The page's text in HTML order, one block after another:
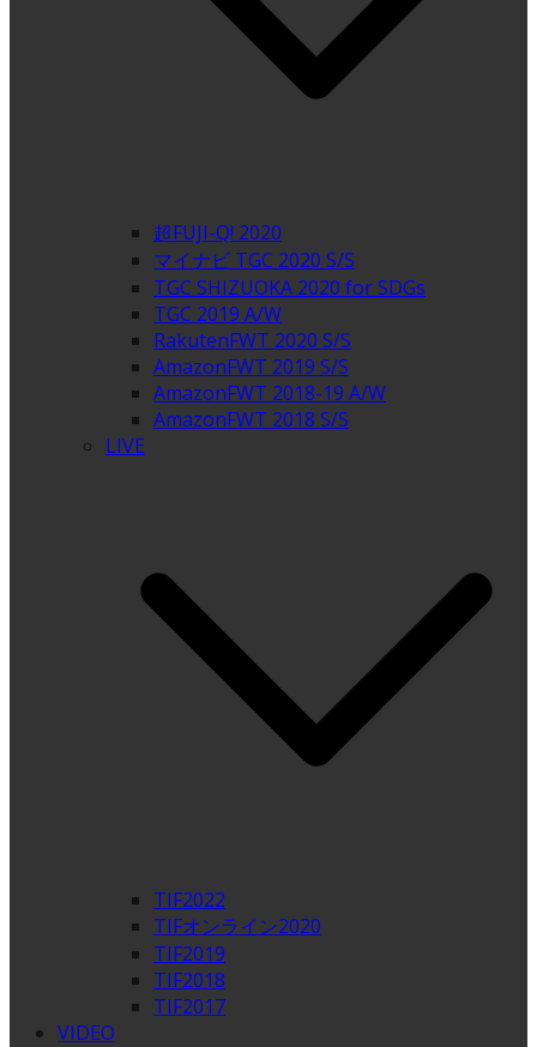
超FUJI-Q! 2020
マイナビ TGC 2020 S/S
TGC SHIZUOKA 2020 for SDGs
TGC 2019 A/W
RakutenFWT 2020 S/S
AmazonFWT 2019 S/S
AmazonFWT 2018-19 A/W
AmazonFWT 2018 S/S
LIVE
TIF2022
TIFオンライン2020
TIF2019
TIF2018
TIF2017
VIDEO